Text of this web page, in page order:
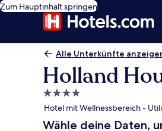
Zum Hauptinhalt springen
Alle Unterkünfte
Holland
4.0-
Sterne-
Unterkunft
Hotel mit Wellnessbereich -
Wähle deine Daten,